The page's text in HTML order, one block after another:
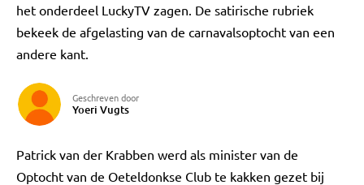
het onderdeel LuckyTV zagen. De satirische rubriek
bekeek de afgelasting van de carnavalsoptocht van een
andere kant.
Geschreven door
Yoeri Vugts
Patrick van der Krabben werd als minister van de
Optocht van de Oeteldonkse Club te kakken gezet bij